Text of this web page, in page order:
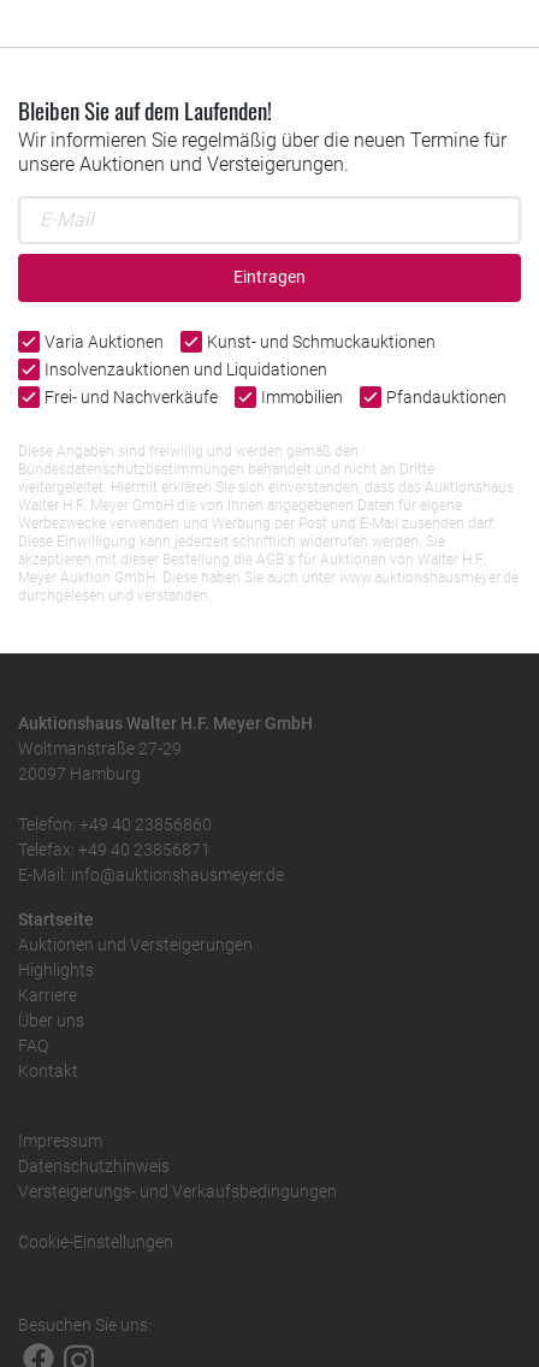
Bleiben Sie auf dem Laufenden!
Wir informieren Sie regelmäßig über die neuen Termine für
unsere Auktionen und Versteigerungen.
Eintragen
Varia Auktionen
Kunst- und Schmuckauktionen
Insolvenzauktionen und Liquidationen
Frei- und Nachverkäufe
Immobilien Pfandauktionen
Diese Angaben sind freiwillig und werden gemäß den
Bundesdatenschutzbestimmungen behandelt und nicht an Dritte
weitergeleitet. Hiermit erklären Sie sich einverstanden, dass das Auktionshaus
Walter H.F. Meyer GmbH die von Ihnen angegebenen Daten für eigene
Werbezwecke verwenden und Werbung per Post und E-Mail zusenden darf.
Diese Einwilligung kann jederzeit schriftlich widerrufen werden. Sie
akzeptieren mit dieser Bestellung die AGB`s für Auktionen von Walter H.F.
Meyer Auktion GmbH. Diese haben Sie auch unter www.auktionshausmeyer.de
durchgelesen und verstanden.
Auktionshaus Walter H.F. Meyer GmbH
Woltmanstraße 27-29
20097 Hamburg
Telefon: +49 40 23856860
Telefax: +49 40 23856871
E-Mail: info@auktionshausmeyer.de
Startseite
Auktionen und Versteigerungen
Highlights
Karriere
Über uns
FAQ
Kontakt
Impressum
Datenschutzhinweis
Versteigerungs- und Verkaufsbedingungen
Cookie-Einstellungen
Besuchen Sie uns: